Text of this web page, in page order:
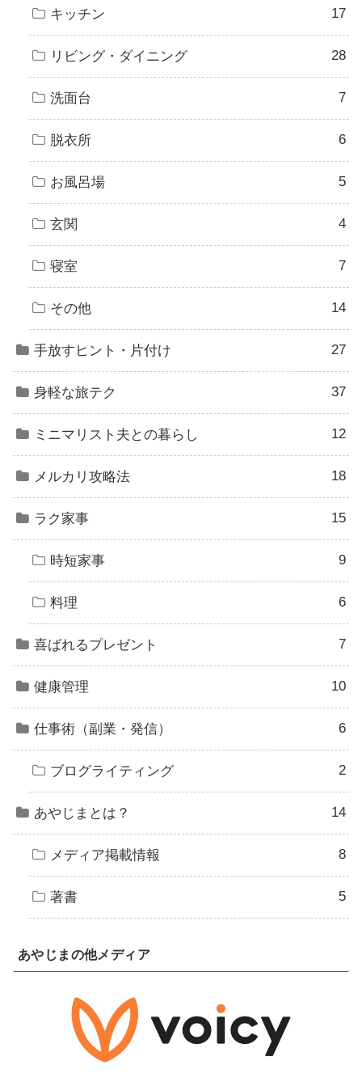
キッチン 17
リビング・ダイニング 28
洗面台 7
脱衣所 6
お風呂場 5
玄関 4
寝室 7
その他 14
手放すヒント・片付け 27
身軽な旅テク 37
ミニマリスト夫との暮らし 12
メルカリ攻略法 18
ラク家事 15
時短家事 9
料理 6
喜ばれるプレゼント 7
健康管理 10
仕事術（副業・発信） 6
ブログライティング 2
あやじまとは？ 14
メディア掲載情報 8
著書 5
あやじまの他メディア